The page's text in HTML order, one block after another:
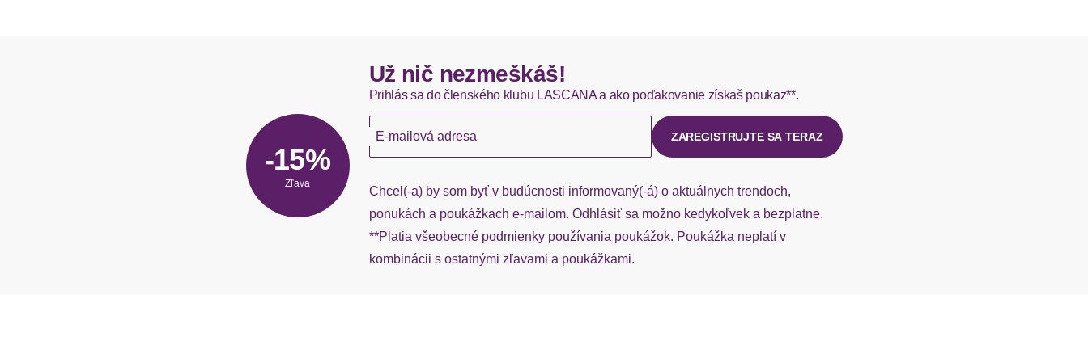
Okamžite dostupné položky sú zvyčajne doručené kuriérom Hermes do 1-3 pracovných dní.
Ak chýba návratový štítok, môžete si kedykoľvek požiadať o nový u našej zákazníckej služby.
-15%
Zľava
Už nič nezmeškáš!
Prihlás sa do členského klubu LASCANA a ako poďakovanie získaš poukaz**.
E-mailová adresa ZAREGISTRUJTE SA TERAZ
Chcel(-a) by som byť v budúcnosti informovaný(-á) o aktuálnych trendoch,
ponukách a poukážkach e-mailom. Odhlásiť sa možno kedykoľvek a bezplatne.
**Platia všeobecné podmienky používania poukážok. Poukážka neplatí v
kombinácii s ostatnými zľavami a poukážkami.